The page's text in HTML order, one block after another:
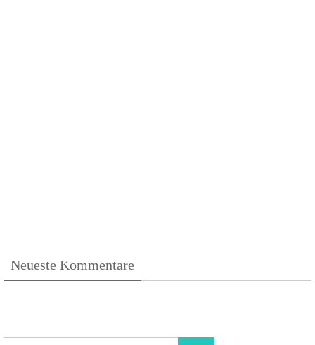
Neueste Kommentare